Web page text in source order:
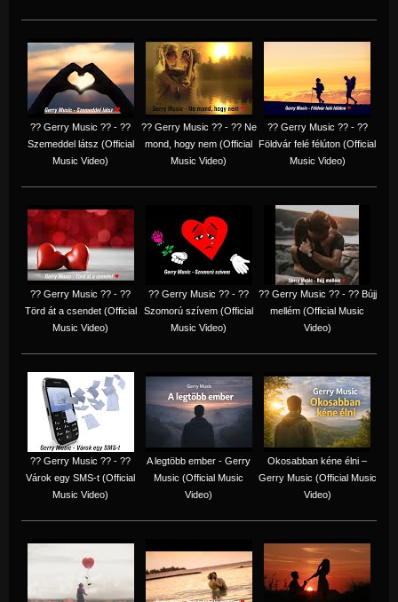
?? Gerry Music ?? - ??
Szemeddel látsz (Official
Music Video)
?? Gerry Music ?? - ?? Ne
mond, hogy nem (Official
Music Video)
?? Gerry Music ?? - ??
Földvár felé félúton (Official
Music Video)
?? Gerry Music ?? - ??
Törd át a csendet (Official
Music Video)
?? Gerry Music ?? - ??
Szomorú szívem (Official
Music Video)
?? Gerry Music ?? - ?? Bújj
mellém (Official Music
Video)
?? Gerry Music ?? - ??
Várok egy SMS-t (Official
Music Video)
A legtöbb ember - Gerry
Music (Official Music
Video)
Okosabban kéne élni –
Gerry Music (Official Music
Video)